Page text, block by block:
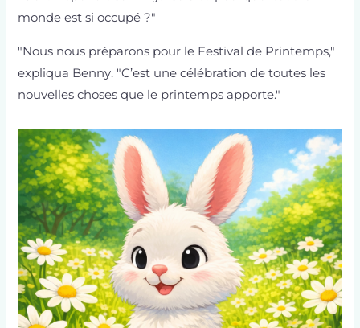
monde est si occupé ?"
"Nous nous préparons pour le Festival de Printemps,"
expliqua Benny. "C’est une célébration de toutes les
nouvelles choses que le printemps apporte."